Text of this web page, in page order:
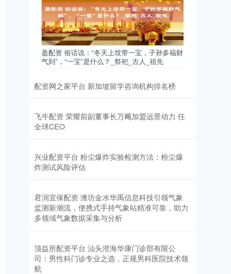
盈配资 俗话说：“冬天上坟带一宝，子孙多福财
气到”，“一宝”是什么？_祭祀_古人_祖先
配资网之家平台 新加坡留学咨询机构排名榜
飞牛配资 荣耀前副董事长万飚加盟远景动力 任
全球CEO
兴业配资平台 粉尘爆炸实验检测方法：粉尘爆
炸测试风险评估
君润宜保配资 潍坊金水华禹信息科技引领气象
监测新潮流，便携式手持气象站精准可靠，助力
多领域气象数据采集与分析
顶益所配资平台 汕头澄海华康门诊部有限公
司：男性科门诊专业之选，正规男科医院技术领
航